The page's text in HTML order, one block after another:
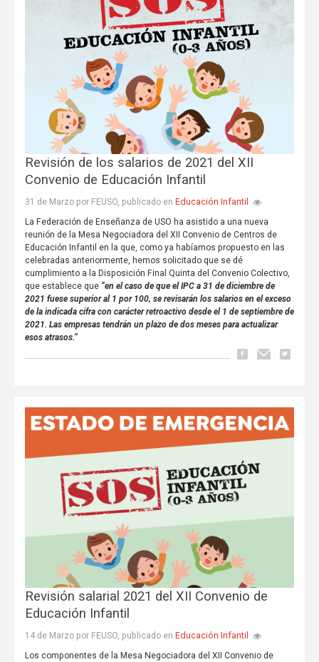
Revisión de los salarios de 2021 del XII
Convenio de Educación Infantil
31 de Marzo por FEUSO, publicado en Educación Infantil
La Federación de Enseñanza de USO ha asistido a una nueva
reunión de la Mesa Negociadora del XII Convenio de Centros de
Educación Infantil en la que, como ya habíamos propuesto en las
celebradas anteriormente, hemos solicitado que se dé
cumplimiento a la Disposición Final Quinta del Convenio Colectivo,
que establece que “en el caso de que el IPC a 31 de diciembre de
2021 fuese superior al 1 por 100, se revisarán los salarios en el exceso
de la indicada cifra con carácter retroactivo desde el 1 de septiembre de
2021. Las empresas tendrán un plazo de dos meses para actualizar
esos atrasos.”
Revisión salarial 2021 del XII Convenio de
Educación Infantil
14 de Marzo por FEUSO, publicado en Educación Infantil
Los componentes de la Mesa Negociadora del XII Convenio de